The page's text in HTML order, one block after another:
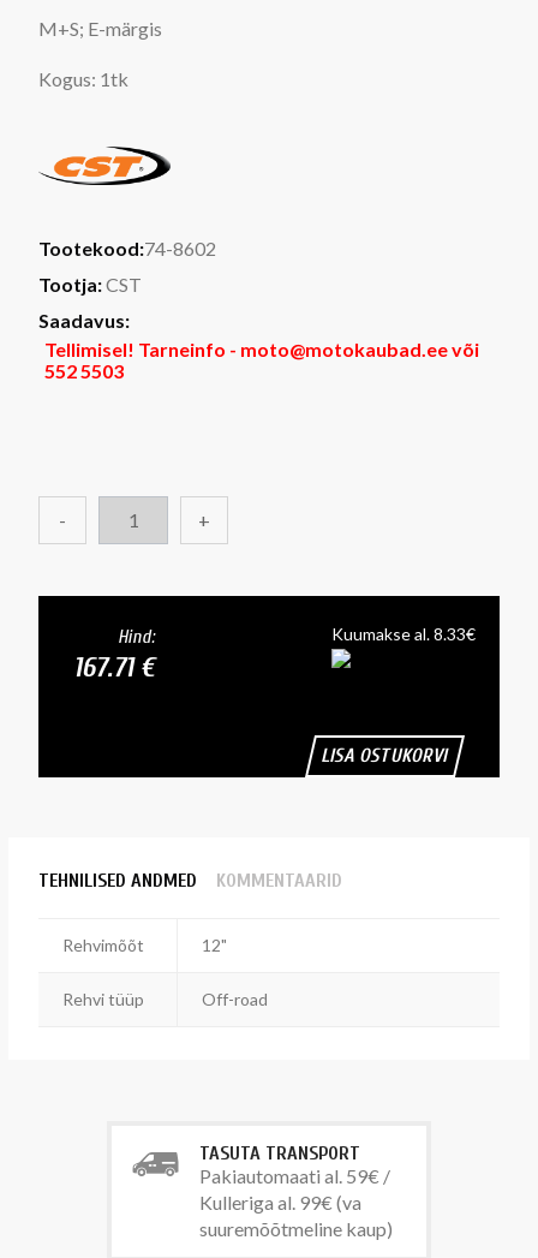
M+S; E-märgis
Kogus: 1tk
Tootekood:74-8602
Tootja:CST
Saadavus:
Tellimisel! Tarneinfo - moto@motokaubad.ee või
552 5503
- +
Hind:
167.71 €
Kuumakse al. 8.33€
LISA OSTUKORVI
TEHNILISED ANDMED KOMMENTAARID
Rehvimõõt 12"
Rehvi tüüp Off-road
TASUTA TRANSPORT
Pakiautomaati al. 59€ /
Kulleriga al. 99€ (va
suuremõõtmeline kaup)